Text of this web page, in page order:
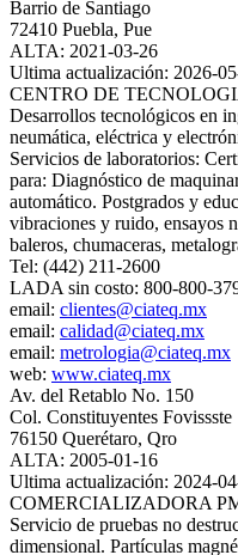
Barrio de Santiago
72410 Puebla, Pue
ALTA: 2021-03-26
Ultima actualización: 2026-
CENTRO DE
Desarrollos tecnológicos en
neumática, eléctrica y
Servicios de laboratorios:
para: Diagnóstico de
automático. Postgrados y
vibraciones y ruido, ensayos
baleros, chumaceras,
Tel: (442) 211-2600
LADA sin costo: 800-800-
email: clientes@ciateq.mx
email: calidad@ciateq.mx
email: metrologia@ciateq.mx
web: www.ciateq.mx
Av. del Retablo No. 150
Col. Constituyentes Fovissste
76150 Querétaro, Qro
ALTA: 2005-01-16
Ultima actualización: 2024-
COMERCIALIZADORA
Servicio de pruebas no
dimensional. Partículas